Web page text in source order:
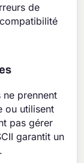
de
ne prennent
ou utilisent
pas gérer
garantit un